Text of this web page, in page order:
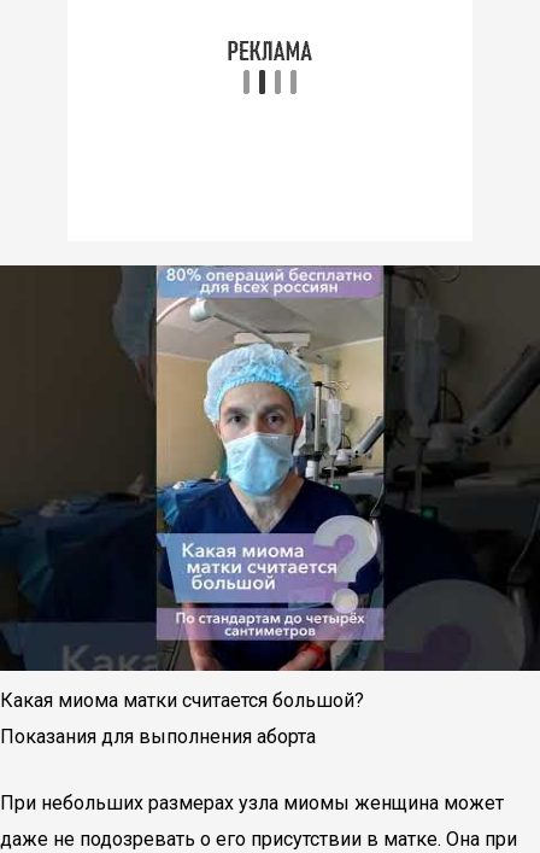
Какая миома матки считается большой?
Показания для выполнения аборта
При небольших размерах узла миомы женщина может
даже не подозревать о его присутствии в матке. Она при